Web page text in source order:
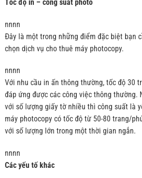
Tốc độ in – công suất photo
nnnn
Đây là một trong những điểm đặc biệt bạn
chọn dịch vụ cho thuê máy photocopy.
nnnn
Với nhu cầu in ấn thông thường, tốc độ 30
đáp ứng được các công việc thông thường.
với số lượng giấy tờ nhiều thì công suất là
máy photocopy có tốc độ từ 50-80 trang/
với số lượng lớn trong một thời gian ngắn.
nnnn
Các yếu tố khác